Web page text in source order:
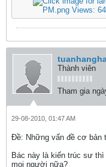
Thành viên
Tham gia
29-08-2010, 01:47 AM
Ðề: Những vấn đề cơ bản
Bác này là kiến trúc sư
mọi người nữa?